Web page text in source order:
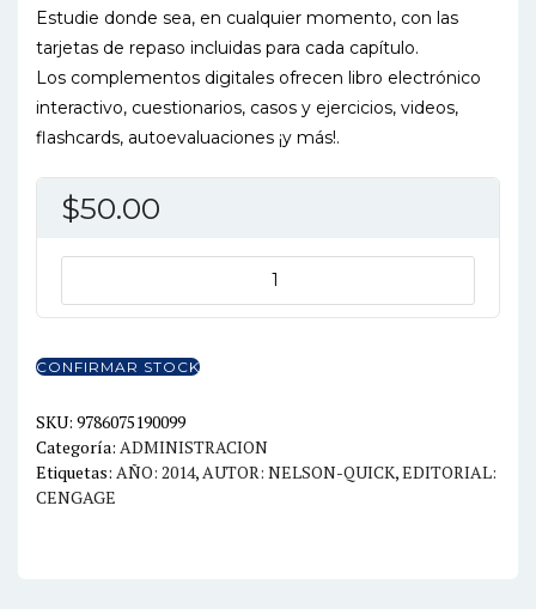
Estudie donde sea, en cualquier momento, con las
tarjetas de repaso incluidas para cada capítulo.
Los complementos digitales ofrecen libro electrónico
interactivo, cuestionarios, casos y ejercicios, videos,
flashcards, autoevaluaciones ¡y más!.
$50.00
3ED
CONFIRMAR STOCK
SKU: 9786075190099
Categoría: ADMINISTRACION
Etiquetas: AÑO: 2014, AUTOR: NELSON-QUICK,EDITORIAL:
CENGAGE